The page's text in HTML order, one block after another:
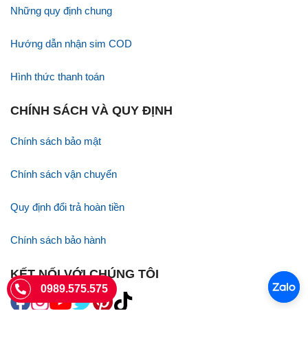
Những quy định chung
Hướng dẫn nhận sim COD
Hình thức thanh toán
CHÍNH SÁCH VÀ QUY ĐỊNH
Chính sách bảo mật
Chính sách vận chuyển
Quy định đổi trả hoàn tiền
Chính sách bảo hành
KẾT NỐI VỚI CHÚNG TÔI
0989.575.575